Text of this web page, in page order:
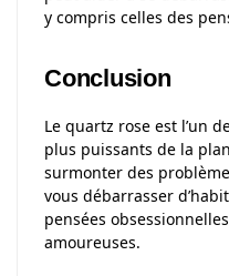
y compris celles des
Conclusion
Le quartz rose est l’un
plus puissants de la
surmonter des
vous débarrasser
pensées
amoureuses.